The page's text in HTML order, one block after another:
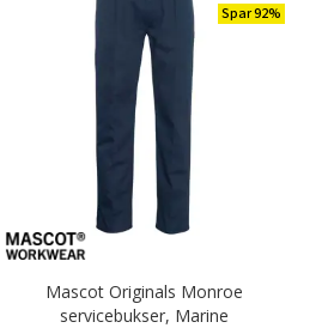
Spar 92%
Mascot Originals Monroe
servicebukser, Marine